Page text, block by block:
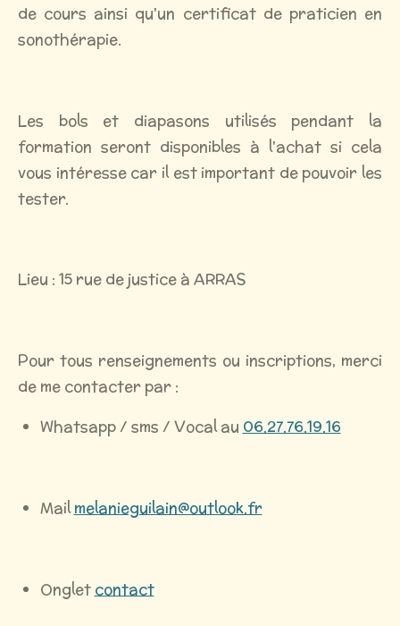
de cours ainsi qu'un certificat de praticien en
sonothérapie.
Les bols et diapasons utilisés pendant la
formation seront disponibles à l'achat si cela
vous intéresse car il est important de pouvoir les
tester.
Lieu : 15 rue de justice à ARRAS
Pour tous renseignements ou inscriptions, merci
de me contacter par :
Whatsapp / sms / Vocal au 06.27.76.19.16
Mailmelanieguilain@outlook.fr
Onglet contact